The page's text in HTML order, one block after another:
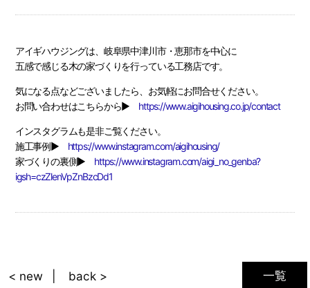
アイギハウジングは、岐阜県中津川市・恵那市を中心に
五感で感じる木の家づくりを行っている工務店です。
気になる点などございましたら、お気軽にお問合せください。
お問い合わせはこちらから▶ https://www.aigihousing.co.jp/contact
インスタグラムも是非ご覧ください。
施工事例▶ https://www.instagram.com/aigihousing/
家づくりの裏側▶ https://www.instagram.com/aigi_no_genba?
igsh=czZlenVpZnBzcDd1
一覧
< new back >